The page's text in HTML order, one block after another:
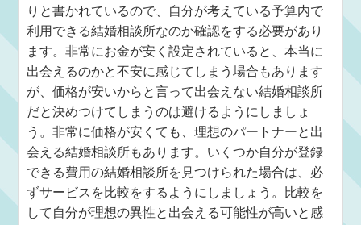
りと書かれているので、自分が考えている予算内で
利用できる結婚相談所なのか確認をする必要があり
ます。非常にお金が安く設定されていると、本当に
出会えるのかと不安に感じてしまう場合もあります
が、価格が安いからと言って出会えない結婚相談所
だと決めつけてしまうのは避けるようにしましょ
う。非常に価格が安くても、理想のパートナーと出
会える結婚相談所もあります。いくつか自分が登録
できる費用の結婚相談所を見つけられた場合は、必
ずサービスを比較をするようにしましょう。比較を
して自分が理想の異性と出会える可能性が高いと感